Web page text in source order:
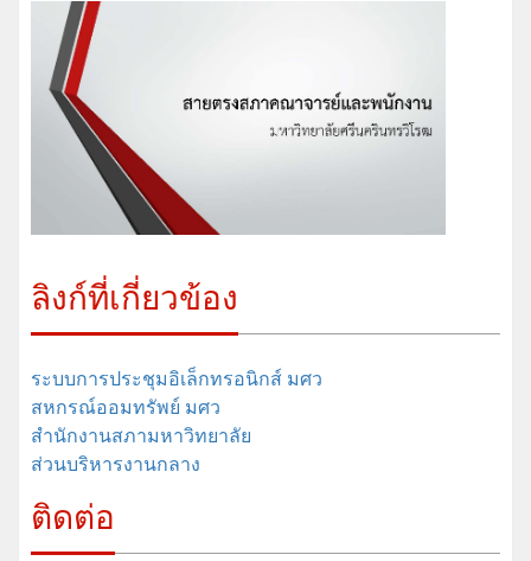
ลิงก์ที่เกี่ยวข้อง
ระบบการประชุมอิเล็กทรอนิกส์ มศว
สหกรณ์ออมทรัพย์ มศว
สำนักงานสภามหาวิทยาลัย
ส่วนบริหารงานกลาง
ติดต่อ